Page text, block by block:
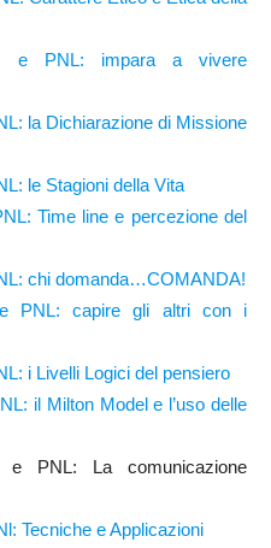
e PNL: impara a vivere
la Dichiarazione di Missione
le Stagioni della Vita
Time line e percezione del
chi domanda…COMANDA!
PNL: capire gli altri con i
i Livelli Logici del pensiero
il Milton Model e l’uso delle
PNL: La comunicazione
Tecniche e Applicazioni